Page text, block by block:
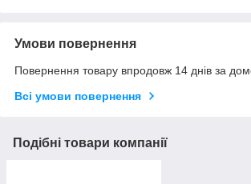
Умови повернення
Повернення товару впродовж 14 днів за
Всі умови повернення
Подібні товари компанії